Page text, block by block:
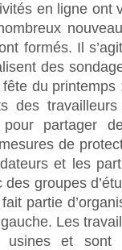
en ligne ont
formés. Il
des
du
des travailleurs
partager
de
et les
groupes
partie
Les
usines et sont